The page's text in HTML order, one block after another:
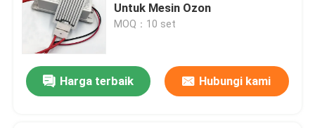
Video
Pertunjukan VR
Tentang kami
Untuk Mesin Ozon
MOQ：10 set
Harga terbaik Hubungi kami